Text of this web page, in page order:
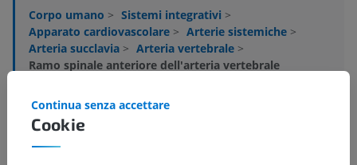
Corpo umano > Sistemi integrativi >
Apparato cardiovascolare > Arterie sistemiche >
Arteria succlavia > Arteria vertebrale >
Ramo spinale anteriore dell'arteria vertebrale
Strutture sottostanti:Non sono presenti strutture
soggiacenti per questa parte anatomica
Cookie
Continua senza accettare